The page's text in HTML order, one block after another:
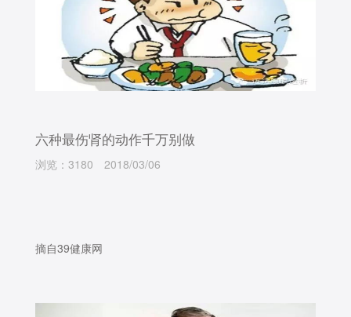
六种最伤肾的动作千万别做
浏览：3180 2018/03/06
摘自39健康网